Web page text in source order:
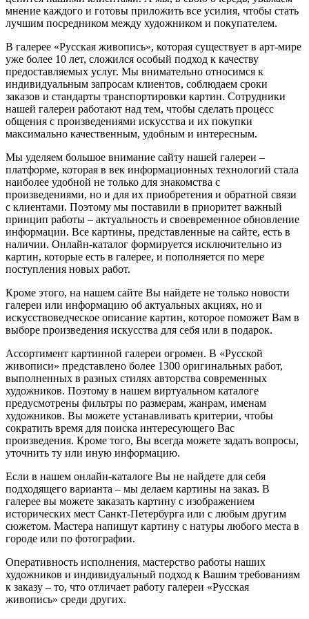
мнение каждого и готовы приложить все усилия, чтобы стать
лучшим посредником между художником и покупателем.
В галерее «Русская живопись», которая существует в арт-мире
уже более 10 лет, сложился особый подход к качеству
предоставляемых услуг. Мы внимательно относимся к
индивидуальным запросам клиентов, соблюдаем сроки
заказов и стандарты транспортировки картин. Сотрудники
нашей галереи работают над тем, чтобы сделать процесс
общения с произведениями искусства и их покупки
максимально качественным, удобным и интересным.
Мы уделяем большое внимание сайту нашей галереи –
платформе, которая в век информационных технологий стала
наиболее удобной не только для знакомства с
произведениями, но и для их приобретения и обратной связи
с клиентами. Поэтому мы поставили в приоритет важный
принцип работы – актуальность и своевременное обновление
информации. Все картины, представленные на сайте, есть в
наличии. Онлайн-каталог формируется исключительно из
картин, которые есть в галерее, и пополняется по мере
поступления новых работ.
Кроме этого, на нашем сайте Вы найдете не только новости
галереи или информацию об актуальных акциях, но и
искусствоведческое описание картин, которое поможет Вам в
выборе произведения искусства для себя или в подарок.
Ассортимент картинной галереи огромен. В «Русской
живописи» представлено более 1300 оригинальных работ,
выполненных в разных стилях авторства современных
художников. Поэтому в нашем виртуальном каталоге
предусмотрены фильтры по размерам, жанрам, именам
художников. Вы можете устанавливать критерии, чтобы
сократить время для поиска интересующего Вас
произведения. Кроме того, Вы всегда можете задать вопросы,
уточнить ту или иную информацию.
Если в нашем онлайн-каталоге Вы не найдете для себя
подходящего варианта – мы делаем картины на заказ. В
галерее вы можете заказать картину с изображением
исторических мест Санкт-Петербурга или с любым другим
сюжетом. Мастера напишут картину с натуры любого места в
городе или по фотографии.
Оперативность исполнения, мастерство работы наших
художников и индивидуальный подход к Вашим требованиям
к заказу – то, что отличает работу галереи «Русская
живопись» среди других.